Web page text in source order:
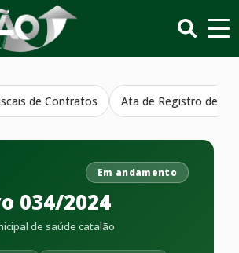
de Contratos Ata de Registro de
Em andamento
034/2024
de saúde catalão